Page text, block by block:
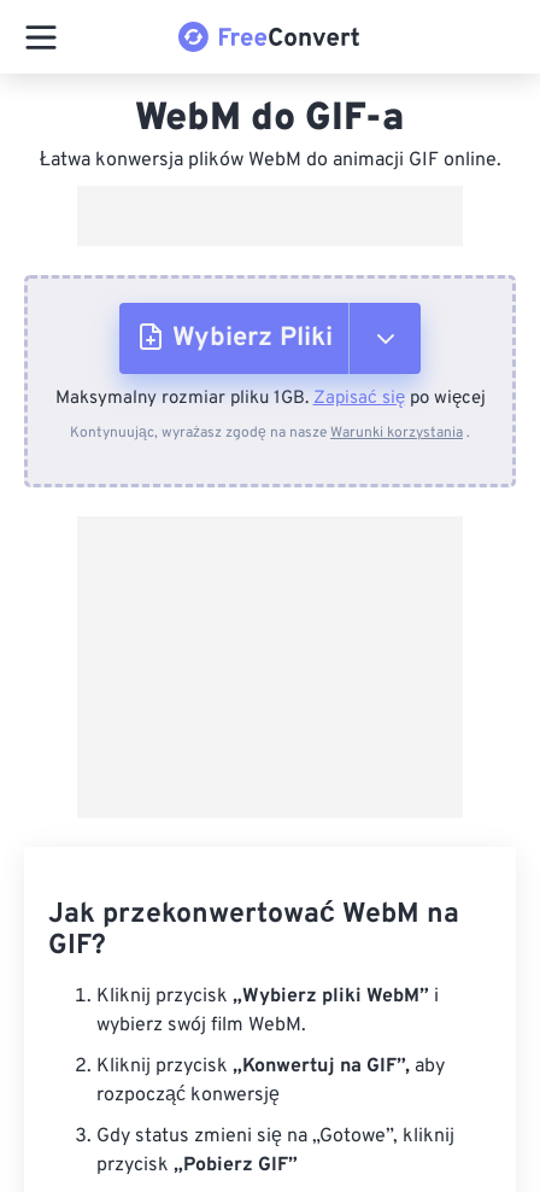
WebM do GIF-a
Łatwa konwersja plików WebM do animacji GIF online.
Wybierz Pliki
Z urządzenia
Maksymalny rozmiar pliku 1GB.Zapisać siępo więcej
Kontynuując, wyrażasz zgodę na naszeWarunki korzystania.
Jak przekonwertować WebM na
GIF?
Kliknij przycisk „Wybierz pliki WebM” i
wybierz swój film WebM.
Kliknij przycisk „Konwertuj na GIF”, aby
rozpocząć konwersję
Gdy status zmieni się na „Gotowe”, kliknij
przycisk „Pobierz GIF”